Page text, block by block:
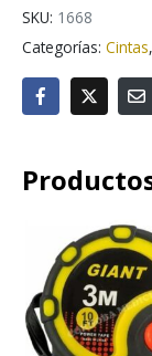
SKU: 1668
Categorías: Cintas,